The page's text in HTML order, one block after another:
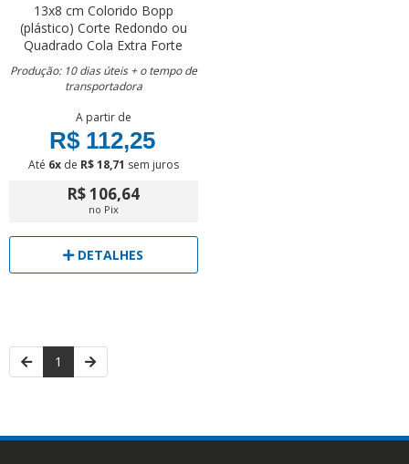
13x8 cm Colorido Bopp
(plástico) Corte Redondo ou
Quadrado Cola Extra Forte
Produção: 10 dias úteis + o tempo de
transportadora
A partir de
R$ 112,25
Até 6xde R$ 18,71 sem juros
R$ 106,64
no Pix
DETALHES
1